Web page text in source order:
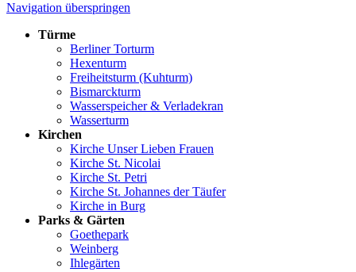
Navigation überspringen
Türme
Berliner Torturm
Hexenturm
Freiheitsturm (Kuhturm)
Bismarckturm
Wasserspeicher & Verladekran
Wasserturm
Kirchen
Kirche Unser Lieben Frauen
Kirche St. Nicolai
Kirche St. Petri
Kirche St. Johannes der Täufer
Kirche in Burg
Parks & Gärten
Goethepark
Weinberg
Ihlegärten